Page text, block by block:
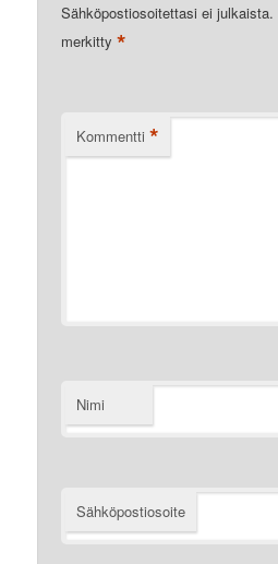
Sähköpostiosoitettasi ei julkaista.
merkitty*
Kommentti *
Nimi
Sähköpostiosoite